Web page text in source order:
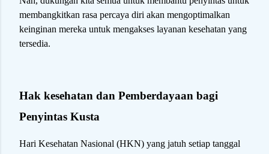
membangkitkan rasa percaya diri akan mengoptimalkan
keinginan mereka untuk mengakses layanan kesehatan yang
tersedia.
Hak kesehatan dan Pemberdayaan bagi
Penyintas Kusta
Hari Kesehatan Nasional (HKN) yang jatuh setiap tanggal